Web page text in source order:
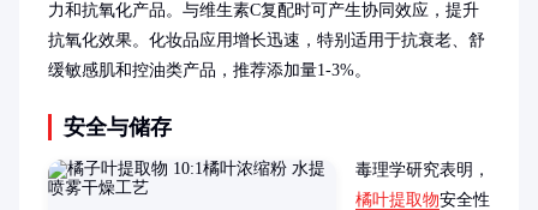
力和抗氧化产品。与维生素C复配时可产生协同效应，提升
抗氧化效果。化妆品应用增长迅速，特别适用于抗衰老、舒
缓敏感肌和控油类产品，推荐添加量1-3%。
安全与储存
毒理学研究表明，
橘叶提取物安全性